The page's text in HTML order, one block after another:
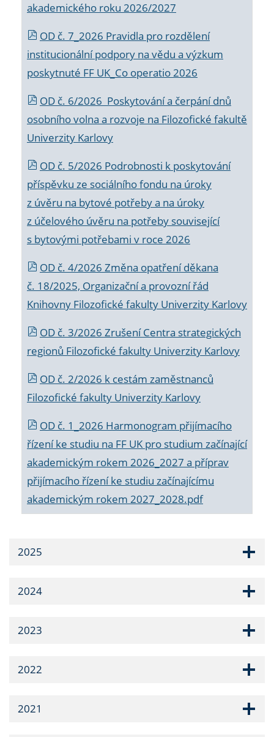
akademického roku 2026/2027
OD č. 7_2026 Pravidla pro rozdělení
institucionální podpory na vědu a výzkum
poskytnuté FF UK_Co operatio 2026
OD č. 6/2026 Poskytování a čerpání dnů
osobního volna a rozvoje na Filozofické fakultě
Univerzity Karlovy
OD č. 5/2026 Podrobnosti k poskytování
příspěvku ze sociálního fondu na úroky
z úvěru na bytové potřeby a na úroky
z účelového úvěru na potřeby související
s bytovými potřebami v roce 2026
OD č. 4/2026 Změna opatření děkana
č. 18/2025, Organizační a provozní řád
Knihovny Filozofické fakulty Univerzity Karlovy
OD č. 3/2026 Zrušení Centra strategických
regionů Filozofické fakulty Univerzity Karlovy
OD č. 2/2026 k cestám zaměstnanců
Filozofické fakulty Univerzity Karlovy
OD č. 1_2026 Harmonogram přijímacího
řízení ke studiu na FF UK pro studium začínající
akademickým rokem 2026_2027 a příprav
přijímacího řízení ke studiu začínajícímu
akademickým rokem 2027_2028.pdf
2025
2024
2023
2022
2021